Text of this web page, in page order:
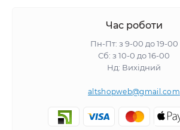
Час роботи
Пн-Пт: з 9-00 до 19-00
Сб: з 10-0 до 16-00
Нд: Вихідний
altshopweb@gmail.com